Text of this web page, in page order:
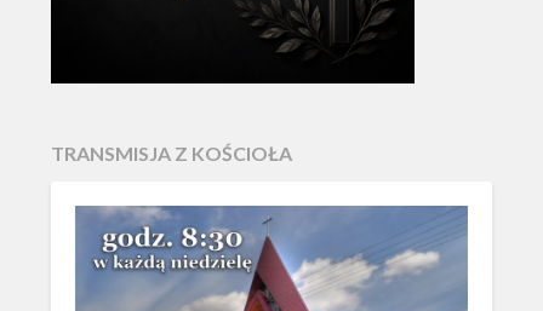
TRANSMISJA Z KOŚCIOŁA